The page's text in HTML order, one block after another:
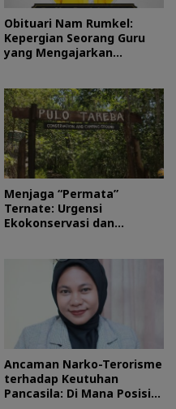
Obituari Nam Rumkel:
Kepergian Seorang Guru
yang Mengajarkan
Menjaga “Permata”
Ternate: Urgensi
Ekokonservasi dan
Ancaman Narko-Terorisme
terhadap Keutuhan
Pancasila: Di Mana Posisi